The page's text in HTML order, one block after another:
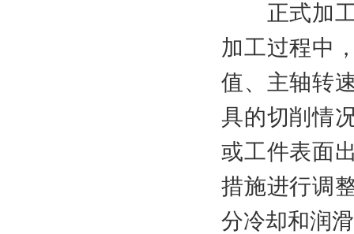
正式加工
加工过程中
值、主轴转
具的切削情
或工件表面
措施进行调
分冷却和润